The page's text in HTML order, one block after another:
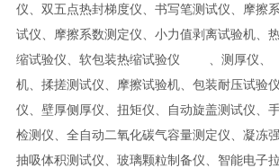
仪、双五点热封梯度仪、书写笔测试仪、摩擦
试仪、摩擦系数测定仪、小力值剥离试验机、
缩试验仪、软包装热缩试验仪 、测厚仪
机、揉搓测试仪、摩擦试验机、包装耐压试
仪、壁厚侧厚仪、扭矩仪、自动旋盖测试仪、
检测仪、全自动二氧化碳气容量测定仪、凝冻
抽吸体积测试仪、玻璃颗粒制备仪、智能电子